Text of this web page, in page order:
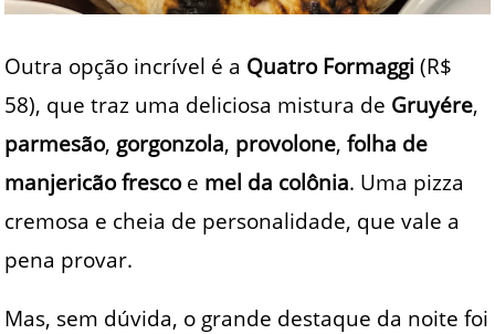
Outra opção incrível é a Quatro Formaggi (R$
58), que traz uma deliciosa mistura de Gruyére,
parmesão, gorgonzola, provolone,folha de
manjericão frescoe mel da colônia. Uma pizza
cremosa e cheia de personalidade, que vale a
pena provar.
Mas, sem dúvida, o grande destaque da noite foi